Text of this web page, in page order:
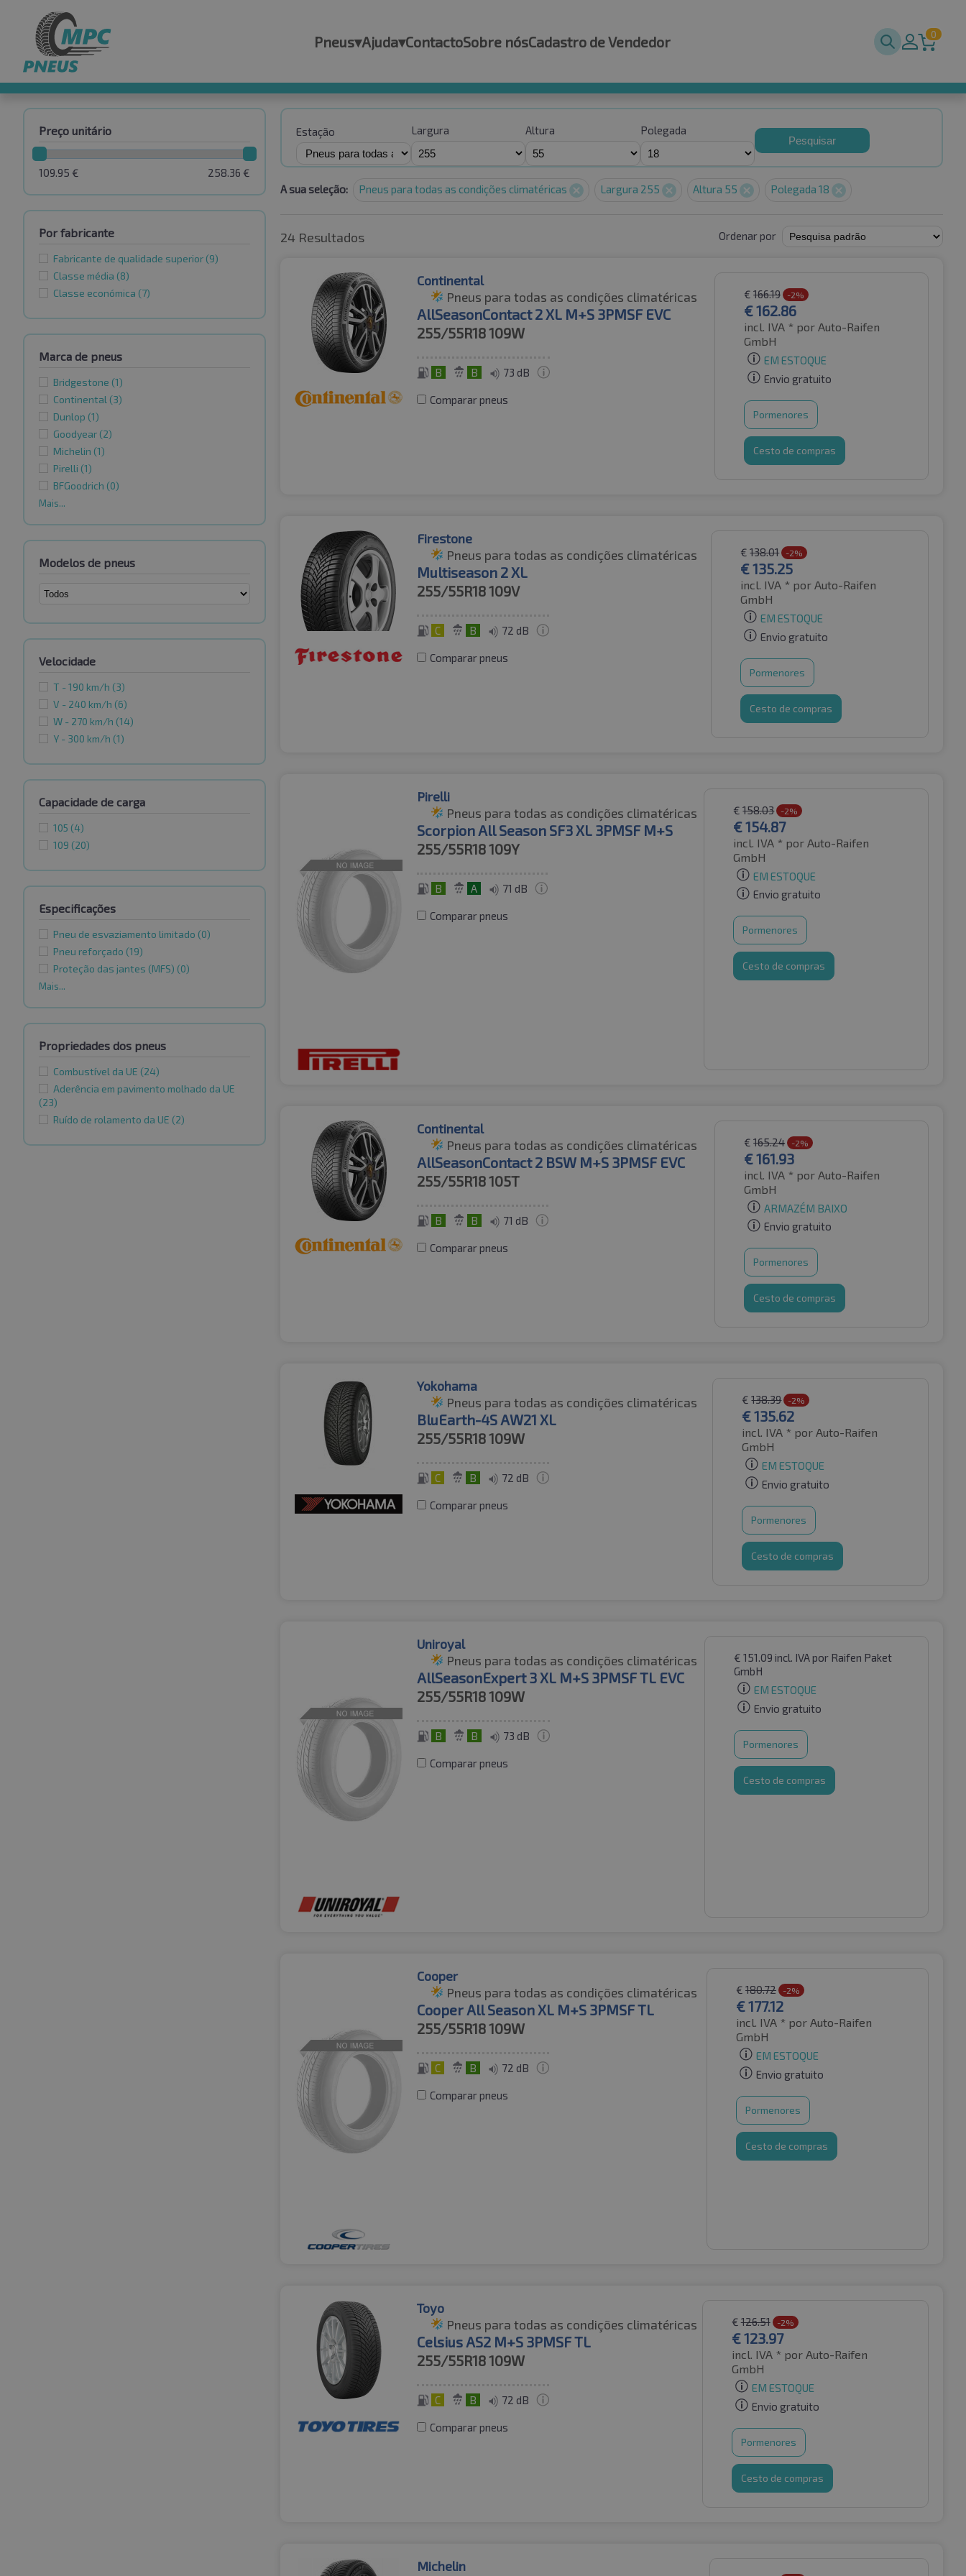
Pneus▾Ajuda▾ContactoSobre nósCadastro de Vendedor 0
Preço unitário
258.36 €
109.95 €
Por fabricante
Fabricante de qualidade superior (9)
Classe média (8)
Classe económica (7)
Marca de pneus
Bridgestone (1)
Continental (3)
Dunlop (1)
Goodyear (2)
Michelin (1)
Pirelli (1)
BFGoodrich (0)
Mais...
Modelos de pneus
Velocidade
T - 190 km/h (3)
V - 240 km/h (6)
W - 270 km/h (14)
Y - 300 km/h (1)
Capacidade de carga
105 (4)
109 (20)
Especificações
Pneu de esvaziamento limitado (0)
Pneu reforçado (19)
Proteção das jantes (MFS) (0)
Mais...
Propriedades dos pneus
Combustível da UE (24)
Aderência em pavimento molhado da UE
(23)
Ruído de rolamento da UE (2)
Estação Largura Altura Polegada
Pesquisar
A sua seleção: Pneus para todas as condições climatéricas Largura 255 Altura 55 Polegada 18
24 Resultados Ordenar por
Continental
Pneus para todas as condições climatéricas
AllSeasonContact 2 XL M+S 3PMSF EVC
255/55R18109W
B B 73 dB
Comparar pneus
€ 166.19 -2%
€162.86
incl. IVA * por Auto-Raifen
GmbH
EM ESTOQUE
Envio gratuito
Pormenores
Cesto de compras
Firestone
Pneus para todas as condições climatéricas
Multiseason 2 XL
255/55R18109V
C B 72 dB
Comparar pneus
€ 138.01 -2%
€135.25
incl. IVA * por Auto-Raifen
GmbH
EM ESTOQUE
Envio gratuito
Pormenores
Cesto de compras
Pirelli
Pneus para todas as condições climatéricas
Scorpion All Season SF3 XL 3PMSF M+S
255/55R18109Y
B A 71 dB
Comparar pneus
€ 158.03 -2%
€154.87
incl. IVA * por Auto-Raifen
GmbH
EM ESTOQUE
Envio gratuito
Pormenores
Cesto de compras
Continental
Pneus para todas as condições climatéricas
AllSeasonContact 2 BSW M+S 3PMSF EVC
255/55R18105T
B B 71 dB
Comparar pneus
€ 165.24 -2%
€161.93
incl. IVA * por Auto-Raifen
GmbH
ARMAZÉM BAIXO
Envio gratuito
Pormenores
Cesto de compras
Yokohama
Pneus para todas as condições climatéricas
BluEarth-4S AW21 XL
255/55R18109W
C B 72 dB
Comparar pneus
€ 138.39 -2%
€135.62
incl. IVA * por Auto-Raifen
GmbH
EM ESTOQUE
Envio gratuito
Pormenores
Cesto de compras
Uniroyal
Pneus para todas as condições climatéricas
AllSeasonExpert 3 XL M+S 3PMSF TL EVC
255/55R18109W
B B 73 dB
Comparar pneus
€ 151.09 incl. IVApor Raifen Paket
GmbH
EM ESTOQUE
Envio gratuito
Pormenores
Cesto de compras
Cooper
Pneus para todas as condições climatéricas
Cooper All Season XL M+S 3PMSF TL
255/55R18109W
C B 72 dB
Comparar pneus
€ 180.72 -2%
€177.12
incl. IVA * por Auto-Raifen
GmbH
EM ESTOQUE
Envio gratuito
Pormenores
Cesto de compras
Toyo
Pneus para todas as condições climatéricas
Celsius AS2 M+S 3PMSF TL
255/55R18109W
C B 72 dB
Comparar pneus
€ 126.51 -2%
€123.97
incl. IVA * por Auto-Raifen
GmbH
EM ESTOQUE
Envio gratuito
Pormenores
Cesto de compras
Michelin